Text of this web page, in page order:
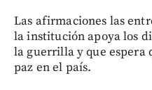
Las afirmaciones las
la institución apoya los
la guerrilla y que espera
paz en el país.